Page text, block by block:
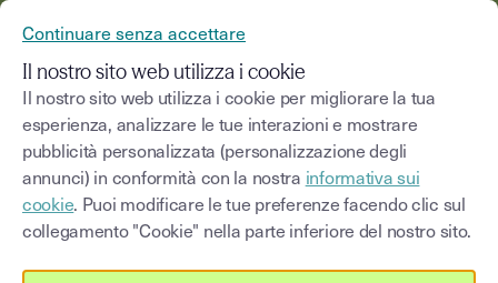
Blog
Seleziona una categoria Saisissez un terme
Continuare senza accettare
Il nostro sito web utilizza i cookie
Il nostro sito web utilizza i cookie per migliorare la tua
esperienza, analizzare le tue interazioni e mostrare
pubblicità personalizzata (personalizzazione degli
annunci) in conformità con la nostra informativa sui
cookie. Puoi modificare le tue preferenze facendo clic sul
collegamento "Cookie" nella parte inferiore del nostro sito.